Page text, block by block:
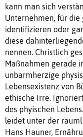
kann man sich
Unternehmen, für die
identifizieren oder
diese
nennen. Christlich
Maßnahmen gerade
unbarmherzige
Lebensexistenz von
ethische Irre.
des phyischen
leidet unter der
Hans Hauner,